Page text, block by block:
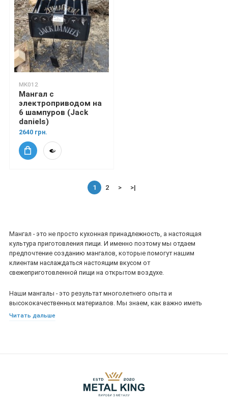
MK012
Мангал с
электроприводом на
6 шампуров (Jack
daniels)
2640 грн.
1 2 > >|
Мангал - это не просто кухонная принадлежность, а настоящая
культура приготовления пищи. И именно поэтому мы отдаем
предпочтение созданию мангалов, которые помогут нашим
клиентам наслаждаться настоящим вкусом от
свежеприготовленной пищи на открытом воздухе.
Наши мангалы - это результат многолетнего опыта и
высококачественных материалов. Мы знаем, как важно иметь
удобный и прочный инструмент для приготовления пищи, поэтому
температуры, обеспечивают максимальный комфорт во время
приготовления пищи. Кроме того, мы предлагаем различные
варианты дизайна, что позволяет каждому клиенту выбрать
Читать дальше